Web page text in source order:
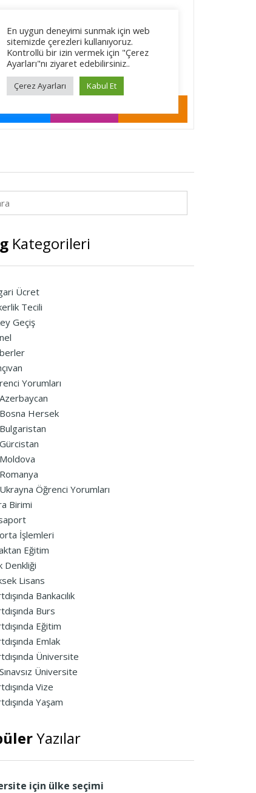
Kategorileri
Ücret
Tecili
Geçiş
Yorumları
Azerbaycan
Bosna Hersek
Bulgaristan
Gürcistan
Moldova
Romanya
Ukrayna Öğrenci Yorumları
Birimi
İşlemleri
Eğitim
Denkliği
Lisans
Bankacılık
Burs
Eğitim
Emlak
Üniversite
Sınavsız Üniversite
Vize
Yaşam
Yazılar
için ülke seçimi